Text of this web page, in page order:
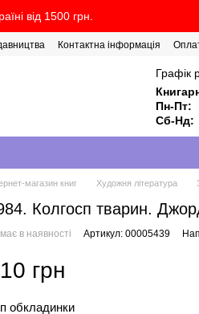
від 1500 грн.
Контактна інформація
Графік
Пн-Пт:
Сб-Нд:
магазин книг Художня література
Колгосп тварин.
в наявності Артикул: 00005439
грн
обкладинки